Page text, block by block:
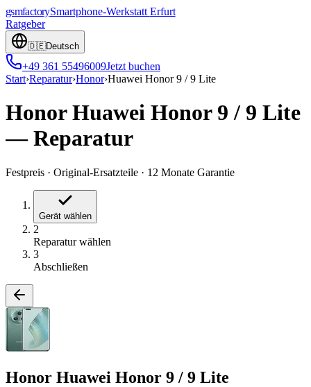
gsmfactorySmartphone-Werkstatt Erfurt
Ratgeber
🇩🇪Deutsch
+49 361 55496009Jetzt buchen
Start›Reparatur›Honor›Huawei Honor 9 / 9 Lite
Honor Huawei Honor 9 / 9 Lite
—Reparatur
Festpreis · Original-Ersatzteile · 12 Monate Garantie
Gerät wählen
2
Reparatur wählen
3
Abschließen
Honor Huawei Honor 9 / 9 Lite